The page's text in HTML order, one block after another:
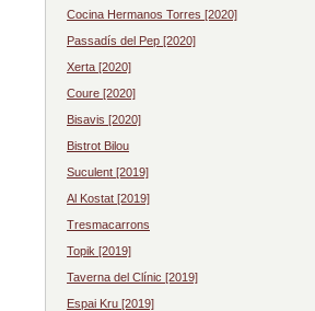
Cocina Hermanos Torres [2020]
Passadís del Pep [2020]
Xerta [2020]
Coure [2020]
Bisavis [2020]
Bistrot Bilou
Suculent [2019]
Al Kostat [2019]
Tresmacarrons
Topik [2019]
Taverna del Clínic [2019]
Espai Kru [2019]